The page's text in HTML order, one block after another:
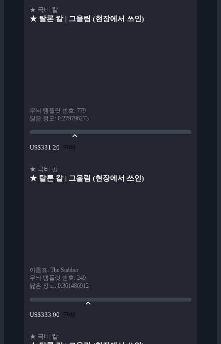
★ 극비 칼
★ 탈론 칼 | 그을림 (현장에서 쓰인)
무늬 템플릿 번호: 779
닳은 정도: 0.279796273
US$331.20 구매
★ 극비 칼
★ 탈론 칼 | 그을림 (현장에서 쓰인)
이름표: The Stabber
무늬 템플릿 번호: 249
닳은 정도: 0.361486912
US$333.00 구매
★ 극비 칼